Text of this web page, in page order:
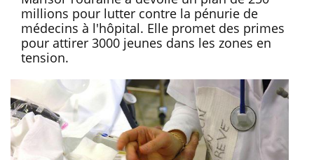
millions pour lutter contre la pénurie de
médecins à l'hôpital. Elle promet des primes
pour attirer 3000 jeunes dans les zones en
tension.